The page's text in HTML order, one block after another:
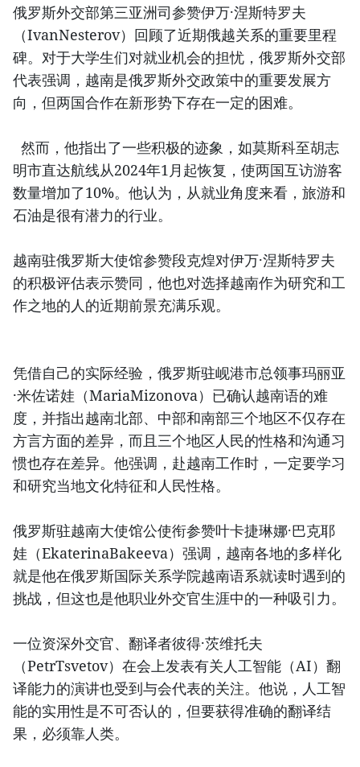
俄罗斯外交部第三亚洲司参赞伊万·涅斯特罗夫
（IvanNesterov）回顾了近期俄越关系的重要里程
碑。对于大学生们对就业机会的担忧，俄罗斯外交部
代表强调，越南是俄罗斯外交政策中的重要发展方
向，但两国合作在新形势下存在一定的困难。
然而，他指出了一些积极的迹象，如莫斯科至胡志
明市直达航线从2024年1月起恢复，使两国互访游客
数量增加了10%。他认为，从就业角度来看，旅游和
石油是很有潜力的行业。
越南驻俄罗斯大使馆参赞段克煌对伊万·涅斯特罗夫
的积极评估表示赞同，他也对选择越南作为研究和工
作之地的人的近期前景充满乐观。
凭借自己的实际经验，俄罗斯驻岘港市总领事玛丽亚
·米佐诺娃（MariaMizonova）已确认越南语的难
度，并指出越南北部、中部和南部三个地区不仅存在
方言方面的差异，而且三个地区人民的性格和沟通习
惯也存在差异。他强调，赴越南工作时，一定要学习
和研究当地文化特征和人民性格。
俄罗斯驻越南大使馆公使衔参赞叶卡捷琳娜·巴克耶
娃（EkaterinaBakeeva）强调，越南各地的多样化
就是他在俄罗斯国际关系学院越南语系就读时遇到的
挑战，但这也是他职业外交官生涯中的一种吸引力。
一位资深外交官、翻译者彼得·茨维托夫
（PetrTsvetov）在会上发表有关人工智能（AI）翻
译能力的演讲也受到与会代表的关注。他说，人工智
能的实用性是不可否认的，但要获得准确的翻译结
果，必须靠人类。